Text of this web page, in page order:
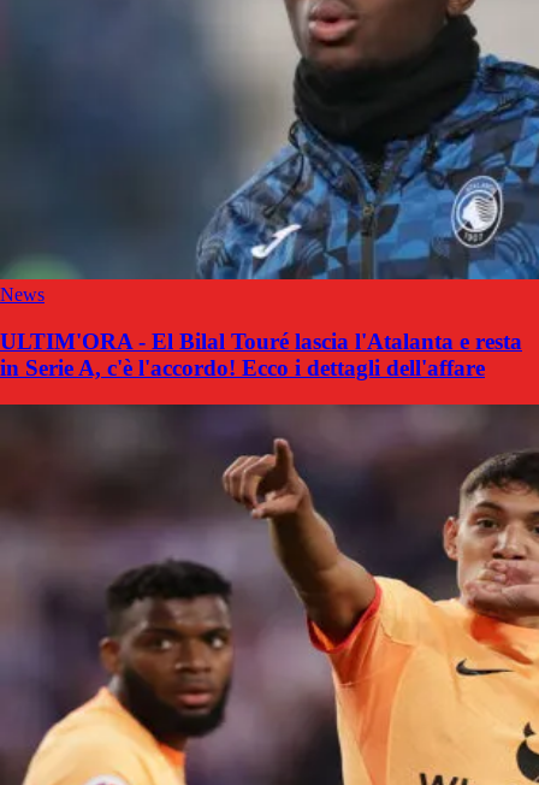
News
ULTIM'ORA - El Bilal Touré lascia l'Atalanta e resta
in Serie A, c'è l'accordo! Ecco i dettagli dell'affare